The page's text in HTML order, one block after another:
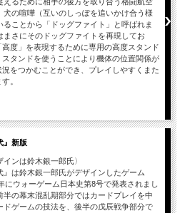
犬の喧嘩（互いのしっぽを追いかけ合う様
ることから「ドッグファイト」と呼ばれま
まさにそのドッグファイトを再現してお
度」を表現するために専用の高度スタンド
タンドを使うことにより機体の位置関係が
をつかむことができ、プレイしやすくまた
。
』新版
インは鈴木銀一郎氏〉
』は鈴木銀一郎氏がデザインしたゲーム
にウォーゲーム日本史第8号で発表されまし
半の幕末混乱期部分ではカードプレイを中
ドゲームの技法を、後半の戊辰戦争部分で